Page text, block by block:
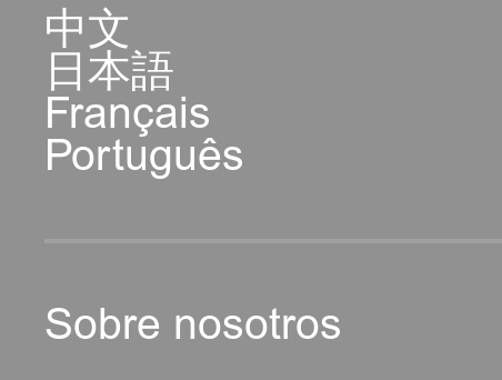
中文
日本語
Français
Português
Sobre nosotros